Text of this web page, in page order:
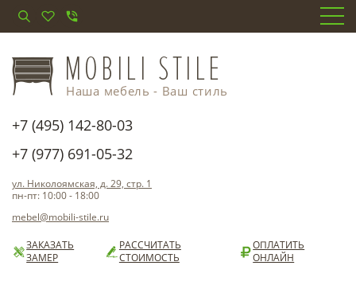
Наша мебель - Ваш стиль
+7 (495) 142-80-03
+7 (977) 691-05-32
ул. Николоямская, д. 29, стр. 1
пн-пт: 10:00 - 18:00
mebel@mobili-stile.ru
ЗАКАЗАТЬ
ЗАМЕР
РАССЧИТАТЬ
СТОИМОСТЬ
ОПЛАТИТЬ
ОНЛАЙН